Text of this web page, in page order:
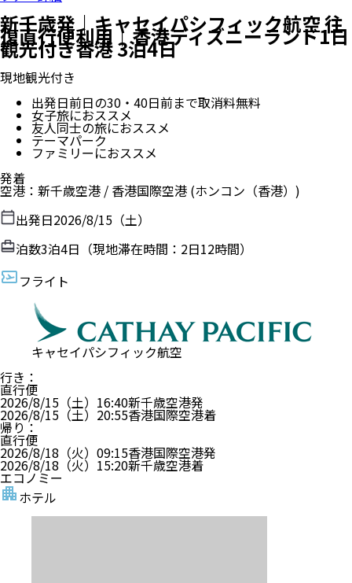
新千歳発｜キャセイパシフィック航空 往
復直行便利用｜香港ディズニーランド1日
観光付き香港 3泊4日
現地観光付き
出発日前日の30・40日前まで取消料無料
女子旅におススメ
友人同士の旅におススメ
テーマパーク
ファミリーにおススメ
発着
空港 ： 新千歳空港 / 香港国際空港 (ホンコン（香港）)
出発日2026/8/15（土）
泊数3泊4日（現地滞在時間： 2日12時間）
フライト
キャセイパシフィック航空
行き ：
直行便
2026/8/15（土） 16:40新千歳空港発
2026/8/15（土） 20:55香港国際空港着
帰り ：
直行便
2026/8/18（火） 09:15香港国際空港発
2026/8/18（火） 15:20新千歳空港着
エコノミー
ホテル